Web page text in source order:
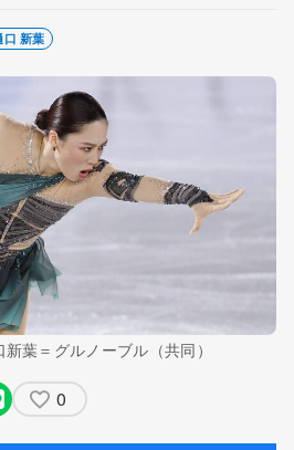
口 新葉
葉＝グルノーブル（共同）
0